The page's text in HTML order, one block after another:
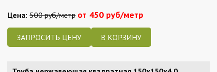
Цена: 500 руб/метр от 450 руб/метр
ЗАПРОСИТЬ ЦЕНУ